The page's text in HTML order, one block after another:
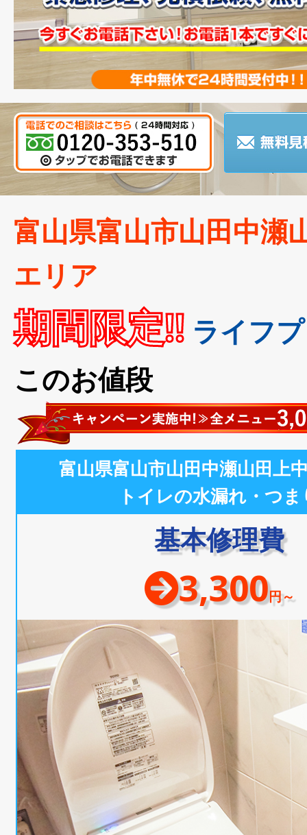
富山県富山市山田中瀬
エリア
期間限定!! ライフ
このお値段
富山県富山市山田中瀬山田上
トイレの水漏れ・つま
基本修理費
3,300円～